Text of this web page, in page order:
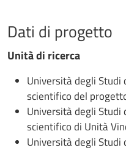
Dati di progetto
Unità di ricerca
Università degli Studi
scientifico del
Università degli Studi
scientifico di Unità
Università degli Studi